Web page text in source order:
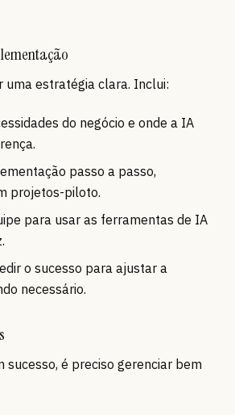
uma estratégia clara. Inclui:
do negócio e onde a IA
passo a passo,
projetos-piloto.
para usar as ferramentas de IA
o sucesso para ajustar a
necessário.
sucesso, é preciso gerenciar bem